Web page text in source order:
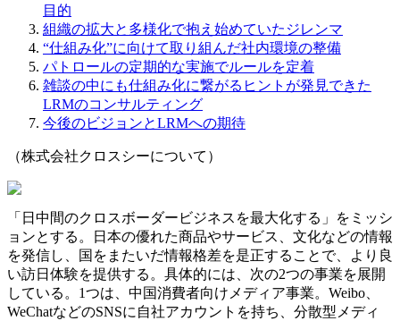
目的
組織の拡大と多様化で抱え始めていたジレンマ
“仕組み化”に向けて取り組んだ社内環境の整備
パトロールの定期的な実施でルールを定着
雑談の中にも仕組み化に繋がるヒントが発見できた
LRMのコンサルティング
今後のビジョンとLRMへの期待
（株式会社クロスシーについて）
「日中間のクロスボーダービジネスを最大化する」をミッシ
ョンとする。日本の優れた商品やサービス、文化などの情報
を発信し、国をまたいだ情報格差を是正することで、より良
い訪日体験を提供する。具体的には、次の2つの事業を展開
している。1つは、中国消費者向けメディア事業。Weibo、
WeChatなどのSNSに自社アカウントを持ち、分散型メディ